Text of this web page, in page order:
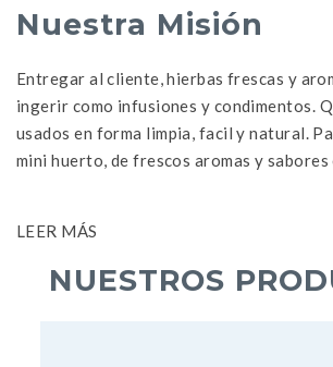
Nuestra Misión
Entregar al cliente, hierbas frescas y
ingerir como infusiones y condimentos.
usados en forma limpia, facil y natural.
mini huerto, de frescos aromas y sabores
LEER MÁS
NUESTROS